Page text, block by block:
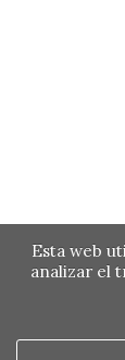
Esta web
analizar el